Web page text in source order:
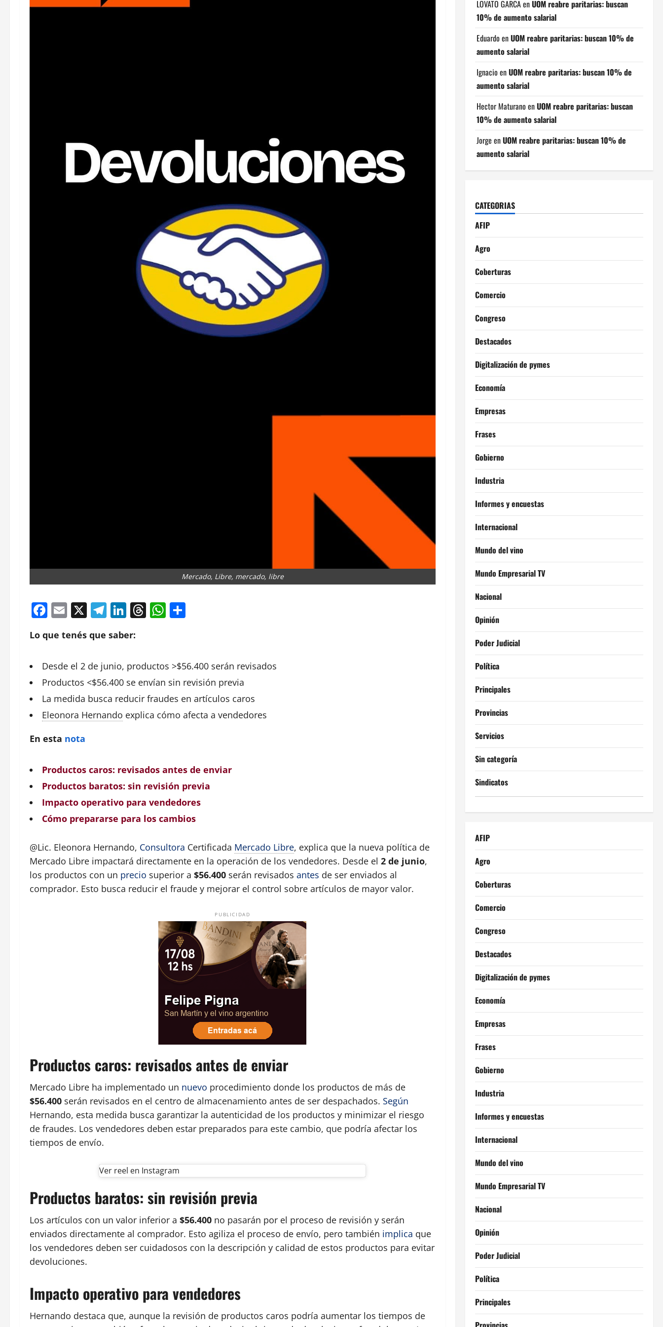
Mercado, Libre, mercado, libre
Facebook
Email
X Telegram
LinkedIn
Threads
WhatsApp
Lo que tenés que saber:
Desde el 2 de junio, productos >$56.400 serán revisados
Productos <$56.400 se envían sin revisión previa
La medida busca reducir fraudes en artículos caros
Eleonora Hernando explica cómo afecta a vendedores
En esta nota
Productos caros: revisados antes de enviar
Productos baratos: sin revisión previa
Impacto operativo para vendedores
Cómo prepararse para los cambios
@Lic. Eleonora Hernando, Consultora Certificada Mercado Libre, explica que la nueva política de
Mercado Libre impactará directamente en la operación de los vendedores. Desde el 2 de junio,
los productos con un precio superior a $56.400 serán revisados antes de ser enviados al
comprador. Esto busca reducir el fraude y mejorar el control sobre artículos de mayor valor.
PUBLICIDAD
Productos caros: revisados antes de enviar
Mercado Libre ha implementado un nuevo procedimiento donde los productos de más de
$56.400 serán revisados en el centro de almacenamiento antes de ser despachados. Según
Hernando, esta medida busca garantizar la autenticidad de los productos y minimizar el riesgo
de fraudes. Los vendedores deben estar preparados para este cambio, que podría afectar los
tiempos de envío.
Ver reel en Instagram
Productos baratos: sin revisión previa
Los artículos con un valor inferior a $56.400 no pasarán por el proceso de revisión y serán
enviados directamente al comprador. Esto agiliza el proceso de envío, pero también implica que
los vendedores deben ser cuidadosos con la descripción y calidad de estos productos para evitar
devoluciones.
Impacto operativo para vendedores
Hernando destaca que, aunque la revisión de productos caros podría aumentar los tiempos de
LOVATO GARCAenUOM reabre paritarias: buscan
10% de aumento salarial
Eduardo enUOM reabre paritarias: buscan 10% de
aumento salarial
Ignacio enUOM reabre paritarias: buscan 10% de
aumento salarial
Hector Maturano enUOM reabre paritarias: buscan
10% de aumento salarial
Jorge enUOM reabre paritarias: buscan 10% de
aumento salarial
CATEGORIAS
AFIP
Agro
Coberturas
Comercio
Congreso
Destacados
Digitalización de pymes
Economía
Empresas
Frases
Gobierno
Industria
Informes y encuestas
Internacional
Mundo del vino
Mundo Empresarial TV
Nacional
Opinión
Poder Judicial
Política
Principales
Provincias
Servicios
Sin categoría
Sindicatos
AFIP
Agro
Coberturas
Comercio
Congreso
Destacados
Digitalización de pymes
Economía
Empresas
Frases
Gobierno
Industria
Informes y encuestas
Internacional
Mundo del vino
Mundo Empresarial TV
Nacional
Opinión
Poder Judicial
Política
Principales